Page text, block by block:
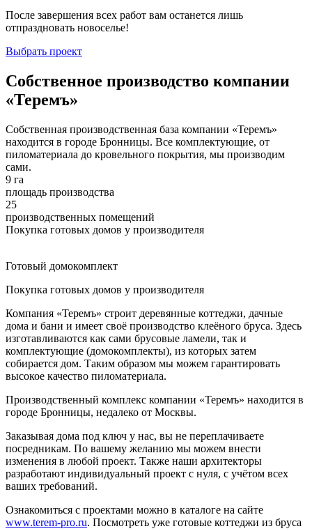
После завершения всех работ вам останется лишь
отпраздновать новоселье!
Выбрать проект
Собственное производство компании
«Теремъ»
Собственная производственная база компании «Теремъ»
находится в городе Бронницы. Все комплектующие, от
пиломатериала до кровельного покрытия, мы производим
сами.
9 га
площадь производства
25
производственных помещений
Покупка готовых домов у производителя
Готовый домокомплект
Покупка готовых домов у производителя
Компания «Теремъ» строит деревянные коттеджи, дачные
дома и бани и имеет своё производство клеёного бруса. Здесь
изготавливаются как сами брусовые ламели, так и
комплектующие (домокомплекты), из которых затем
собирается дом. Таким образом мы можем гарантировать
высокое качество пиломатериала.
Производственный комплекс компании «Теремъ» находится в
городе Бронницы, недалеко от Москвы.
Заказывая дома под ключ у нас, вы не переплачиваете
посредникам. По вашему желанию мы можем внести
изменения в любой проект. Также наши архитекторы
разработают индивидуальный проект с нуля, с учётом всех
ваших требований.
Ознакомиться с проектами можно в каталоге на сайте
www.terem-pro.ru. Посмотреть уже готовые коттеджи из бруса